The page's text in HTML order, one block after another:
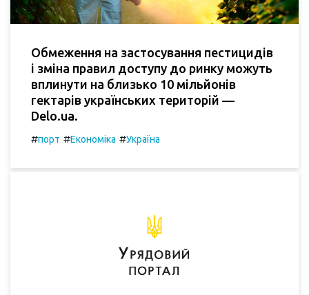
Обмеження на застосування пестицидів
і зміна правил доступу до ринку можуть
вплинути на близько 10 мільйонів
гектарів українських територій —
Delo.ua.
#порт #Економіка #Україна